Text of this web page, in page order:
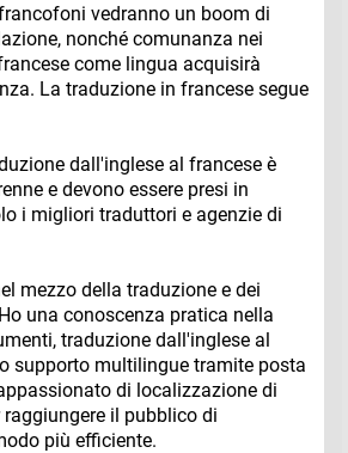
vedranno un boom di
nonché comunanza nei
come lingua acquisirà
La traduzione in francese segue
dall'inglese al francese è
e devono essere presi in
i migliori traduttori e agenzie di
mezzo della traduzione e dei
una conoscenza pratica nella
traduzione dall'inglese al
supporto multilingue tramite posta
di localizzazione di
il pubblico di
più efficiente.